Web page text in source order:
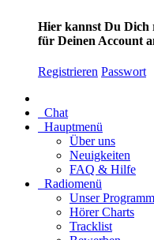
Hier kannst Du Dich
für Deinen Account
Registrieren Passwort
Chat
Hauptmenü
Über uns
Neuigkeiten
FAQ & Hilfe
Radiomenü
Unser Programm
Hörer Charts
Tracklist